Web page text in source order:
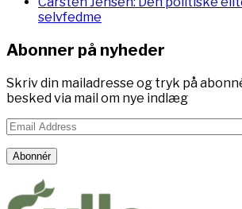
selvfedme
Abonner på nyheder
Skriv din mailadresse og tryk på
besked via mail om nye indlæg
Email
Address
Abonnér